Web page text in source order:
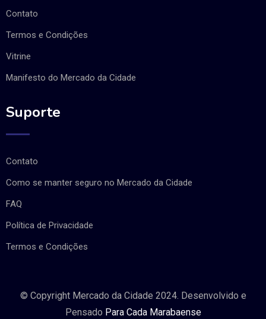
Contato
Termos e Condições
Vitrine
Manifesto do Mercado da Cidade
Suporte
Contato
Como se manter seguro no Mercado da Cidade
FAQ
Política de Privacidade
Termos e Condições
© Copyright Mercado da Cidade 2024. Desenvolvido e
Pensado Para Cada Marabaense